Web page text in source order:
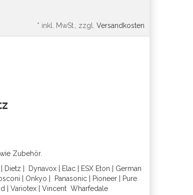
* inkl. MwSt., zzgl. Versandkosten
Zubehör.
Dietz Dynavox Elac ESX Eton
German
Onkyo Panasonic| Pioneer|
Pure
Variotex Vincent Wharfedal e